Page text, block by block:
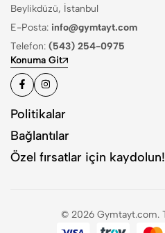
Beylikdüzü, İstanbul
E-Posta: info@gymtayt.com
Telefon: (543) 254-0975
Konuma Git
Politikalar
Bağlantılar
Özel fırsatlar için kaydolun!
© 2026 Gymtayt.com.